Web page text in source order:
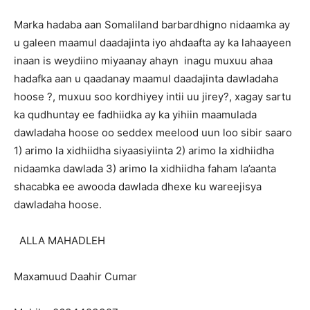
Marka hadaba aan Somaliland barbardhigno nidaamka ay
u galeen maamul daadajinta iyo ahdaafta ay ka lahaayeen
inaan is weydiino miyaanay ahayn inagu muxuu ahaa
hadafka aan u qaadanay maamul daadajinta dawladaha
hoose ?, muxuu soo kordhiyey intii uu jirey?, xagay sartu
ka qudhuntay ee fadhiidka ay ka yihiin maamulada
dawladaha hoose oo seddex meelood uun loo sibir saaro
1) arimo la xidhiidha siyaasiyiinta 2) arimo la xidhiidha
nidaamka dawlada 3) arimo la xidhiidha faham la’aanta
shacabka ee awooda dawlada dhexe ku wareejisya
dawladaha hoose.
ALLA MAHADLEH
Maxamuud Daahir Cumar